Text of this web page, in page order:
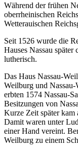
Während der frühen
oberrheinischen
Wetterauischen
Seit 1526 wurde die
Hauses Nassau
lutherisch.
Das Haus Nassau-
Weilburg und
erbten 1574 Nassau-
Besitzungen von
Kurze Zeit später kam
Damit waren unter
einer Hand vereint.
Weilburg zu einem